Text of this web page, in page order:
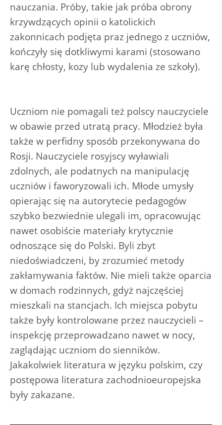
nauczania. Próby, takie jak próba obrony
krzywdzących opinii o katolickich
zakonnicach podjęta praz jednego z uczniów,
kończyły się dotkliwymi karami (stosowano
karę chłosty, kozy lub wydalenia ze szkoły).
Uczniom nie pomagali też polscy nauczyciele
w obawie przed utratą pracy. Młodzież była
także w perfidny sposób przekonywana do
Rosji. Nauczyciele rosyjscy wyławiali
zdolnych, ale podatnych na manipulację
uczniów i faworyzowali ich. Młode umysły
opierając się na autorytecie pedagogów
szybko bezwiednie ulegali im, opracowując
nawet osobiście materiały krytycznie
odnoszące się do Polski. Byli zbyt
niedoświadczeni, by zrozumieć metody
zakłamywania faktów. Nie mieli także oparcia
w domach rodzinnych, gdyż najczęściej
mieszkali na stancjach. Ich miejsca pobytu
także były kontrolowane przez nauczycieli –
inspekcję przeprowadzano nawet w nocy,
zaglądając uczniom do sienników.
Jakakolwiek literatura w języku polskim, czy
postępowa literatura zachodnioeuropejska
były zakazane.